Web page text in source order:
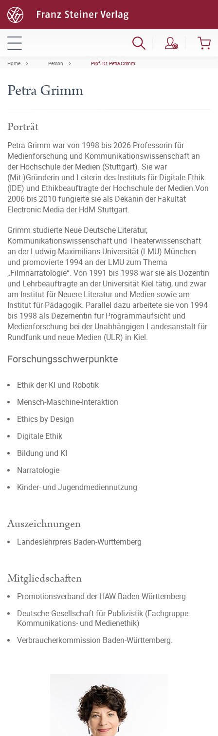
Home Person Prof. Dr. Petra Grimm
Petra Grimm
Porträt
Petra Grimm war von 1998 bis 2026 Professorin für
Medienforschung und Kommunikationswissenschaft an
der Hochschule der Medien (Stuttgart). Sie war
(Mit-)Gründerin und Leiterin des Instituts für Digitale Ethik
(IDE) und Ethikbeauftragte der Hochschule der Medien.Von
2006 bis 2010 fungierte sie als Dekanin der Fakultät
Electronic Media der HdM Stuttgart.
Grimm studierte Neue Deutsche Literatur,
Kommunikationswissenschaft und Theaterwissenschaft
an der Ludwig-Maximilians-Universität (LMU) München
und promovierte 1994 an der LMU zum Thema
„Filmnarratologie“. Von 1991 bis 1998 war sie als Dozentin
und Lehrbeauftragte an der Universität Kiel tätig, und zwar
am Institut für Neuere Literatur und Medien sowie am
Institut für Pädagogik. Parallel dazu arbeitete sie von 1994
bis 1998 als Dezernentin für Programmaufsicht und
Medienforschung bei der Unabhängigen Landesanstalt für
Rundfunk und neue Medien (ULR) in Kiel.
Forschungsschwerpunkte
Ethik der KI und Robotik
Mensch-Maschine-Interaktion
Ethics by Design
Digitale Ethik
Bildung und KI
Narratologie
Kinder- und Jugendmediennutzung
Auszeichnungen
Landeslehrpreis Baden-Württemberg
Mitgliedschaften
Promotionsverband der HAW Baden-Württemberg
Deutsche Gesellschaft für Publizistik (Fachgruppe
Kommunikations- und Medienethik)
Verbraucherkommission Baden-Württemberg.